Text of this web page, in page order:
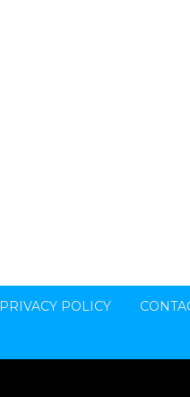
PRIVACY POLICY